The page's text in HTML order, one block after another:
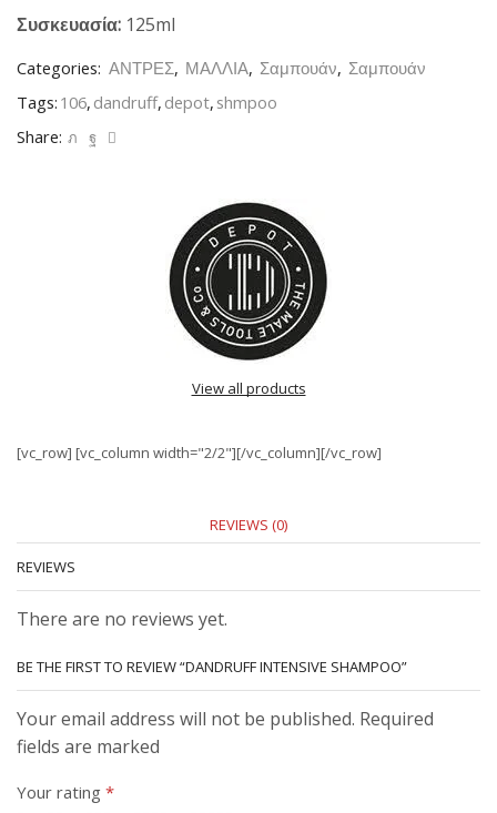
Συσκευασία: 125ml
Categories: ΑΝΤΡΕΣ, ΜΑΛΛΙΑ, Σαμπουάν, Σαμπουάν
Tags: 106, dandruff, depot, shmpoo
Share:
View all products
[vc_row] [vc_column width="2/2"][/vc_column][/vc_row]
REVIEWS (0)
REVIEWS
There are no reviews yet.
BE THE FIRST TO REVIEW “DANDRUFF INTENSIVE SHAMPOO”
Your email address will not be published. Required
fields are marked
Your rating *